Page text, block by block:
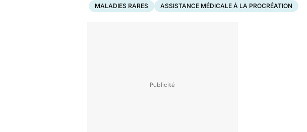
MALADIES RARES ASSISTANCE MÉDICALE À LA PROCRÉATION